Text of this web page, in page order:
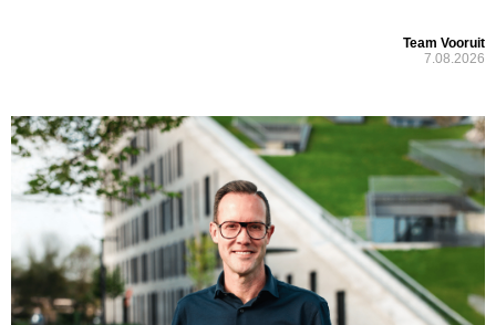
Team Vooruit
7.08.2026